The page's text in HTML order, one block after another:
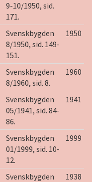
9-10/1950, sid.
171.
Svenskbygden
8/1950, sid. 149-
151.
1950
Svenskbygden
8/1960, sid. 8.
1960
Svenskbygden
05/1941, sid. 84-
86.
1941
Svenskbygden
01/1999, sid. 10-
12.
1999
Svenskbygden
1938